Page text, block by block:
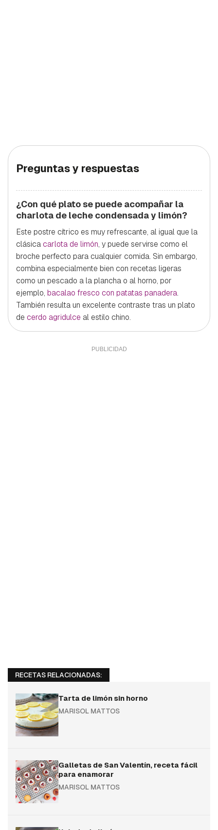
Preguntas y respuestas
¿Con qué plato se puede acompañar la
charlota de leche condensada y limón?
Este postre cítrico es muy refrescante, al igual que la
clásicacarlota de limón, y puede servirse como el
broche perfecto para cualquier comida. Sin embargo,
combina especialmente bien con recetas ligeras
como un pescado a la plancha o al horno, por
ejemplo, bacalao fresco con patatas panadera.
También resulta un excelente contraste tras un plato
de cerdo agridulce al estilo chino.
RECETAS RELACIONADAS:
Tarta de limón sin horno
MARISOL MATTOS
Galletas de San Valentín, receta fácil
para enamorar
MARISOL MATTOS